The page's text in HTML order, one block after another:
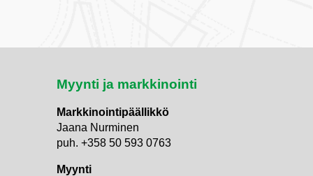
Myynti ja markkinointi
Markkinointipäällikkö
Jaana Nurminen
puh. +358 50 593 0763
Myynti